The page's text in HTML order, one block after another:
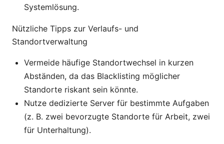
Systemlösung.
Nützliche Tipps zur Verlaufs- und
Standortverwaltung
Vermeide häufige Standortwechsel in kurzen
Abständen, da das Blacklisting möglicher
Standorte riskant sein könnte.
Nutze dedizierte Server für bestimmte Aufgaben
(z. B. zwei bevorzugte Standorte für Arbeit, zwei
für Unterhaltung).